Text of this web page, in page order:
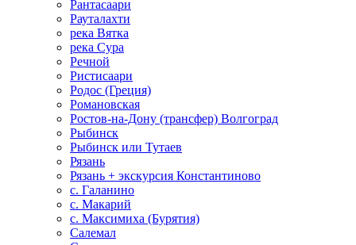
Рантасаари
Рауталахти
река Вятка
река Сура
Речной
Ристисаари
Родос (Греция)
Романовская
Ростов-на-Дону (трансфер) Волгоград
Рыбинск
Рыбинск или Тутаев
Рязань
Рязань + экскурсия Константиново
с. Галанино
с. Макарий
с. Максимиха (Бурятия)
Салемал